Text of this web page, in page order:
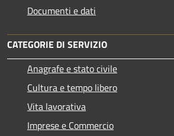
Documenti e dati
CATEGORIE DI SERVIZIO
Anagrafe e stato civile
Cultura e tempo libero
Vita lavorativa
Imprese e Commercio